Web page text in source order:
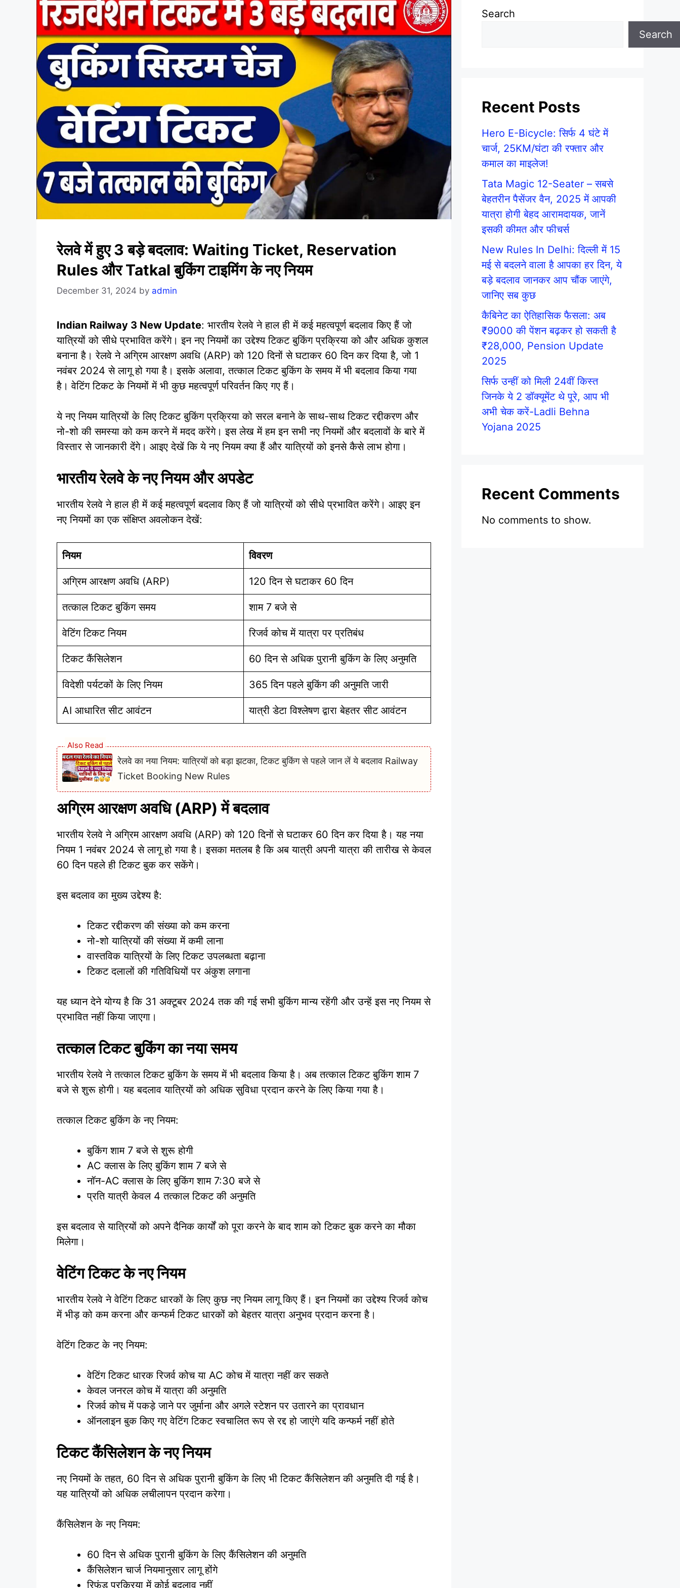
रेलवे में हुए 3 बड़े बदलाव: Waiting Ticket, Reservation
Rules और Tatkal बुकिंग टाइमिंग के नए नियम
December 31, 2024 by admin
Indian Railway 3 New Update: भारतीय रेलवे ने हाल ही में कई महत्वपूर्ण बदलाव किए हैं जो
यात्रियों को सीधे प्रभावित करेंगे। इन नए नियमों का उद्देश्य टिकट बुकिंग प्रक्रिया को और अधिक कुशल
बनाना है। रेलवे ने अग्रिम आरक्षण अवधि (ARP) को 120 दिनों से घटाकर 60 दिन कर दिया है, जो 1
नवंबर 2024 से लागू हो गया है। इसके अलावा, तत्काल टिकट बुकिंग के समय में भी बदलाव किया गया
है। वेटिंग टिकट के नियमों में भी कुछ महत्वपूर्ण परिवर्तन किए गए हैं।
ये नए नियम यात्रियों के लिए टिकट बुकिंग प्रक्रिया को सरल बनाने के साथ-साथ टिकट रद्दीकरण और
नो-शो की समस्या को कम करने में मदद करेंगे। इस लेख में हम इन सभी नए नियमों और बदलावों के बारे में
विस्तार से जानकारी देंगे। आइए देखें कि ये नए नियम क्या हैं और यात्रियों को इनसे कैसे लाभ होगा।
भारतीय रेलवे के नए नियम और अपडेट
भारतीय रेलवे ने हाल ही में कई महत्वपूर्ण बदलाव किए हैं जो यात्रियों को सीधे प्रभावित करेंगे। आइए इन
नए नियमों का एक संक्षिप्त अवलोकन देखें:
नियम विवरण
अग्रिम आरक्षण अवधि (ARP) 120 दिन से घटाकर 60 दिन
तत्काल टिकट बुकिंग समय शाम 7 बजे से
वेटिंग टिकट नियम रिजर्व कोच में यात्रा पर प्रतिबंध
टिकट कैंसिलेशन 60 दिन से अधिक पुरानी बुकिंग के लिए अनुमति
विदेशी पर्यटकों के लिए नियम 365 दिन पहले बुकिंग की अनुमति जारी
AI आधारित सीट आवंटन यात्री डेटा विश्लेषण द्वारा बेहतर सीट आवंटन
Also Read
रेलवे का नया नियम: यात्रियों को बड़ा झटका, टिकट बुकिंग से पहले जान लें ये बदलाव Railway
Ticket Booking New Rules
अग्रिम आरक्षण अवधि (ARP) में बदलाव
भारतीय रेलवे ने अग्रिम आरक्षण अवधि (ARP) को 120 दिनों से घटाकर 60 दिन कर दिया है। यह नया
नियम 1 नवंबर 2024 से लागू हो गया है। इसका मतलब है कि अब यात्री अपनी यात्रा की तारीख से केवल
60 दिन पहले ही टिकट बुक कर सकेंगे।
इस बदलाव का मुख्य उद्देश्य है:
टिकट रद्दीकरण की संख्या को कम करना
नो-शो यात्रियों की संख्या में कमी लाना
वास्तविक यात्रियों के लिए टिकट उपलब्धता बढ़ाना
टिकट दलालों की गतिविधियों पर अंकुश लगाना
यह ध्यान देने योग्य है कि 31 अक्टूबर 2024 तक की गई सभी बुकिंग मान्य रहेंगी और उन्हें इस नए नियम से
प्रभावित नहीं किया जाएगा।
तत्काल टिकट बुकिंग का नया समय
भारतीय रेलवे ने तत्काल टिकट बुकिंग के समय में भी बदलाव किया है। अब तत्काल टिकट बुकिंग शाम 7
बजे से शुरू होगी। यह बदलाव यात्रियों को अधिक सुविधा प्रदान करने के लिए किया गया है।
तत्काल टिकट बुकिंग के नए नियम:
बुकिंग शाम 7 बजे से शुरू होगी
AC क्लास के लिए बुकिंग शाम 7 बजे से
नॉन-AC क्लास के लिए बुकिंग शाम 7:30 बजे से
प्रति यात्री केवल 4 तत्काल टिकट की अनुमति
इस बदलाव से यात्रियों को अपने दैनिक कार्यों को पूरा करने के बाद शाम को टिकट बुक करने का मौका
मिलेगा।
वेटिंग टिकट के नए नियम
भारतीय रेलवे ने वेटिंग टिकट धारकों के लिए कुछ नए नियम लागू किए हैं। इन नियमों का उद्देश्य रिजर्व कोच
में भीड़ को कम करना और कन्फर्म टिकट धारकों को बेहतर यात्रा अनुभव प्रदान करना है।
वेटिंग टिकट के नए नियम:
वेटिंग टिकट धारक रिजर्व कोच या AC कोच में यात्रा नहीं कर सकते
केवल जनरल कोच में यात्रा की अनुमति
रिजर्व कोच में पकड़े जाने पर जुर्माना और अगले स्टेशन पर उतारने का प्रावधान
ऑनलाइन बुक किए गए वेटिंग टिकट स्वचालित रूप से रद्द हो जाएंगे यदि कन्फर्म नहीं होते
टिकट कैंसिलेशन के नए नियम
नए नियमों के तहत, 60 दिन से अधिक पुरानी बुकिंग के लिए भी टिकट कैंसिलेशन की अनुमति दी गई है।
यह यात्रियों को अधिक लचीलापन प्रदान करेगा।
कैंसिलेशन के नए नियम:
60 दिन से अधिक पुरानी बुकिंग के लिए कैंसिलेशन की अनुमति
कैंसिलेशन चार्ज नियमानुसार लागू होंगे
रिफंड प्रक्रिया में कोई बदलाव नहीं
Search
Search
Recent Posts
Hero E-Bicycle: सिर्फ 4 घंटे में
चार्ज, 25KM/घंटा की रफ्तार और
कमाल का माइलेज!
Tata Magic 12-Seater – सबसे
बेहतरीन पैसेंजर वैन, 2025 में आपकी
यात्रा होगी बेहद आरामदायक, जानें
इसकी कीमत और फीचर्स
New Rules In Delhi: दिल्ली में 15
मई से बदलने वाला है आपका हर दिन, ये
बड़े बदलाव जानकर आप चौंक जाएंगे,
जानिए सब कुछ
कैबिनेट का ऐतिहासिक फैसला: अब
₹9000 की पेंशन बढ़कर हो सकती है
₹28,000, Pension Update
2025
सिर्फ उन्हीं को मिली 24वीं किस्त
जिनके ये 2 डॉक्यूमेंट थे पूरे, आप भी
अभी चेक करें-Ladli Behna
Yojana 2025
Recent Comments
No comments to show.